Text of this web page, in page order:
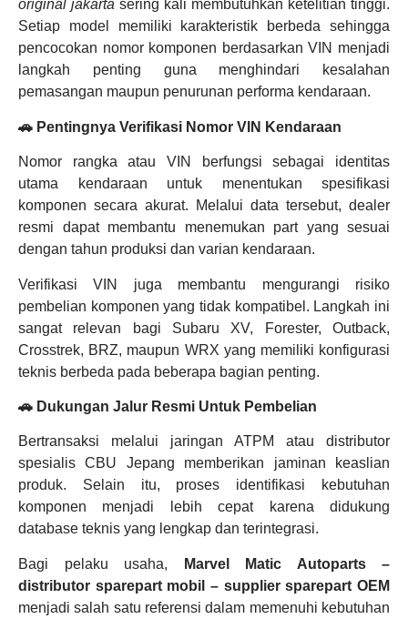
original jakarta sering kali membutuhkan ketelitian tinggi.
Setiap model memiliki karakteristik berbeda sehingga
pencocokan nomor komponen berdasarkan VIN menjadi
langkah penting guna menghindari kesalahan
pemasangan maupun penurunan performa kendaraan.
🚗 Pentingnya Verifikasi Nomor VIN Kendaraan
Nomor rangka atau VIN berfungsi sebagai identitas
utama kendaraan untuk menentukan spesifikasi
komponen secara akurat. Melalui data tersebut, dealer
resmi dapat membantu menemukan part yang sesuai
dengan tahun produksi dan varian kendaraan.
Verifikasi VIN juga membantu mengurangi risiko
pembelian komponen yang tidak kompatibel. Langkah ini
sangat relevan bagi Subaru XV, Forester, Outback,
Crosstrek, BRZ, maupun WRX yang memiliki konfigurasi
teknis berbeda pada beberapa bagian penting.
🚗 Dukungan Jalur Resmi Untuk Pembelian
Bertransaksi melalui jaringan ATPM atau distributor
spesialis CBU Jepang memberikan jaminan keaslian
produk. Selain itu, proses identifikasi kebutuhan
komponen menjadi lebih cepat karena didukung
database teknis yang lengkap dan terintegrasi.
Bagi pelaku usaha,
Marvel Matic Autoparts –
distributor sparepart mobil – supplier sparepart OEM
menjadi salah satu referensi dalam memenuhi kebutuhan